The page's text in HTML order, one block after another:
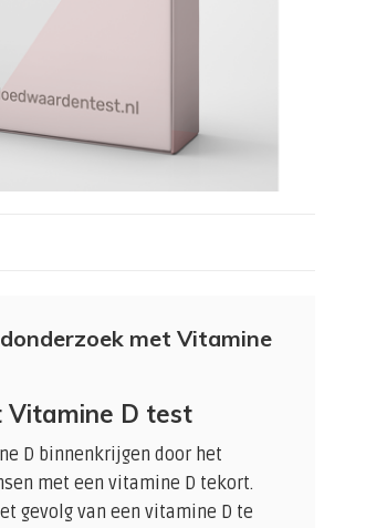
met Vitamine
Vitamine D test
D binnenkrijgen door het
met een vitamine D tekort.
gevolg van een vitamine D te